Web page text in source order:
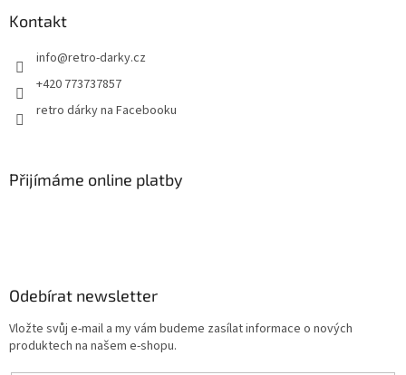
Kontakt
info@retro-darky.cz
+420 773737857
retro dárky na Facebooku
Přijímáme online platby
Odebírat newsletter
Vložte svůj e-mail a my vám budeme zasílat informace o nových
produktech na našem e-shopu.